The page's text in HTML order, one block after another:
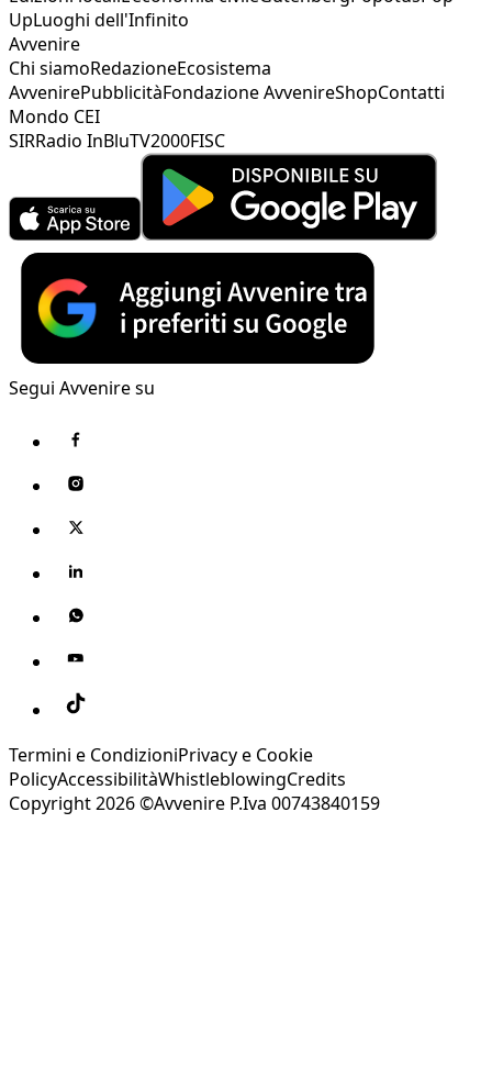
UpLuoghi dell'Infinito
Avvenire
Chi siamoRedazioneEcosistema
AvvenirePubblicitàFondazione AvvenireShopContatti
Mondo CEI
SIRRadio InBluTV2000FISC
Segui Avvenire su
Termini e CondizioniPrivacy e Cookie
PolicyAccessibilitàWhistleblowingCredits
Copyright 2026 ©Avvenire P.Iva 00743840159